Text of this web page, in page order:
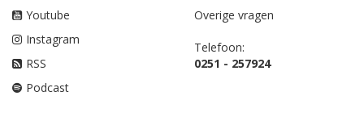
Youtube
Instagram
RSS
Podcast
Overige vragen
Telefoon:
0251 - 257924